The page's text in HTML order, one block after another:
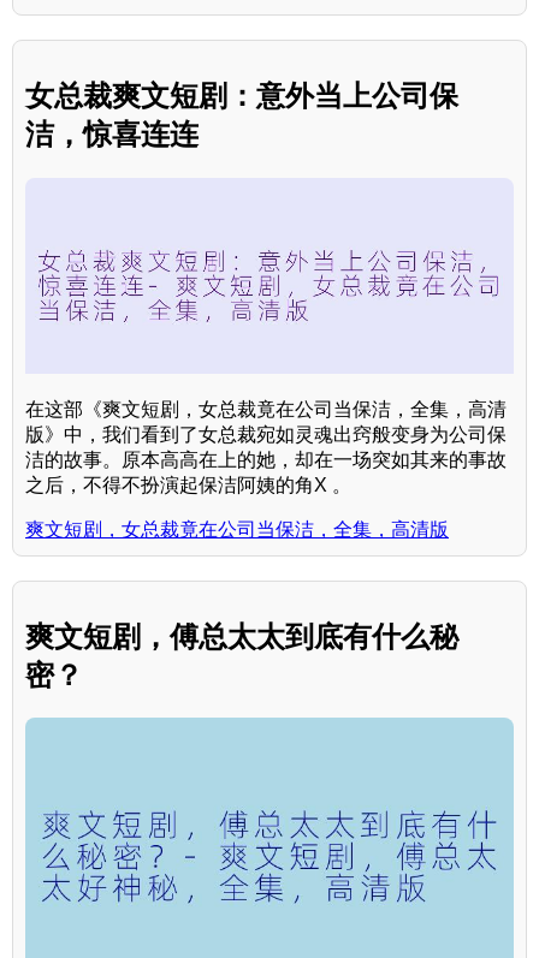
女总裁爽文短剧：意外当上公司保
洁，惊喜连连
在这部《爽文短剧，女总裁竟在公司当保洁，全集，高清
版》中，我们看到了女总裁宛如灵魂出窍般变身为公司保
洁的故事。原本高高在上的她，却在一场突如其来的事故
之后，不得不扮演起保洁阿姨的角X 。
爽文短剧，女总裁竟在公司当保洁，全集，高清版
爽文短剧，傅总太太到底有什么秘
密？